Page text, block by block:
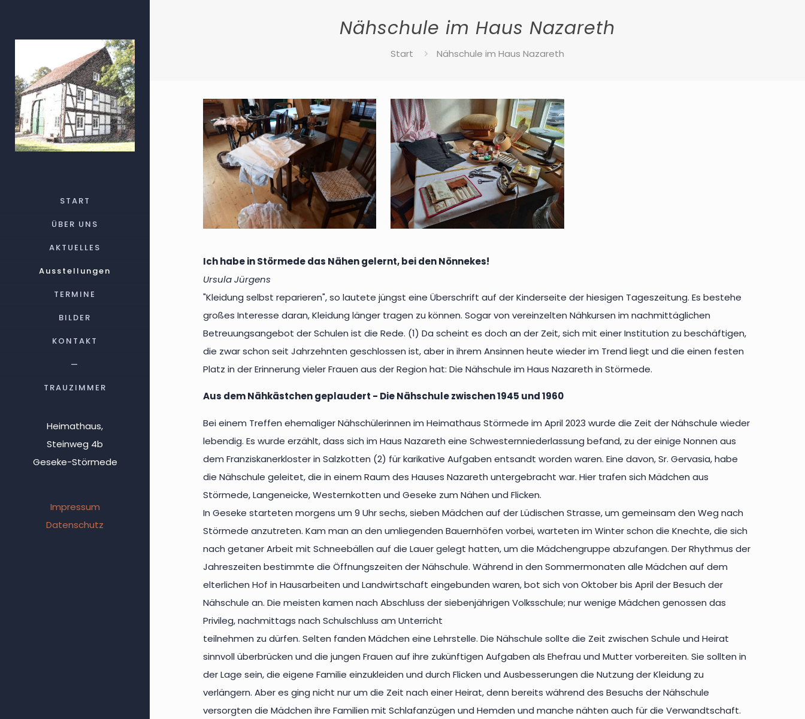
START
ÜBER UNS
AKTUELLES
Ausstellungen
TERMINE
BILDER
KONTAKT
—
TRAUZIMMER
Heimathaus,
Steinweg 4b
Geseke-Störmede
Impressum
Datenschutz
Nähschule im Haus Nazareth
Start Nähschule im Haus Nazareth
Ich habe in Störmede das Nähen gelernt, bei den Nönnekes!
Ursula Jürgens
"Kleidung selbst reparieren", so lautete jüngst eine Überschrift auf der Kinderseite der hiesigen Tageszeitung. Es bestehe
großes Interesse daran, Kleidung länger tragen zu können. Sogar von vereinzelten Nähkursen im nachmittäglichen
Betreuungsangebot der Schulen ist die Rede. (1) Da scheint es doch an der Zeit, sich mit einer Institution zu beschäftigen,
die zwar schon seit Jahrzehnten geschlossen ist, aber in ihrem Ansinnen heute wieder im Trend liegt und die einen festen
Platz in der Erinnerung vieler Frauen aus der Region hat: Die Nähschule im Haus Nazareth in Störmede.
Aus dem Nähkästchen geplaudert - Die Nähschule zwischen 1945 und 1960
Bei einem Treffen ehemaliger Nähschülerinnen im Heimathaus Störmede im April 2023 wurde die Zeit der Nähschule wieder
lebendig. Es wurde erzählt, dass sich im Haus Nazareth eine Schwesternniederlassung befand, zu der einige Nonnen aus
dem Franziskanerkloster in Salzkotten (2) für karikative Aufgaben entsandt worden waren. Eine davon, Sr. Gervasia, habe
die Nähschule geleitet, die in einem Raum des Hauses Nazareth untergebracht war. Hier trafen sich Mädchen aus
Störmede, Langeneicke, Westernkotten und Geseke zum Nähen und Flicken.
In Geseke starteten morgens um 9 Uhr sechs, sieben Mädchen auf der Lüdischen Strasse, um gemeinsam den Weg nach
Störmede anzutreten. Kam man an den umliegenden Bauernhöfen vorbei, warteten im Winter schon die Knechte, die sich
nach getaner Arbeit mit Schneebällen auf die Lauer gelegt hatten, um die Mädchengruppe abzufangen. Der Rhythmus der
Jahreszeiten bestimmte die Öffnungszeiten der Nähschule. Während in den Sommermonaten alle Mädchen auf dem
elterlichen Hof in Hausarbeiten und Landwirtschaft eingebunden waren, bot sich von Oktober bis April der Besuch der
Nähschule an. Die meisten kamen nach Abschluss der siebenjährigen Volksschule; nur wenige Mädchen genossen das
Privileg, nachmittags nach Schulschluss am Unterricht
teilnehmen zu dürfen. Selten fanden Mädchen eine Lehrstelle. Die Nähschule sollte die Zeit zwischen Schule und Heirat
sinnvoll überbrücken und die jungen Frauen auf ihre zukünftigen Aufgaben als Ehefrau und Mutter vorbereiten. Sie sollten in
der Lage sein, die eigene Familie einzukleiden und durch Flicken und Ausbesserungen die Nutzung der Kleidung zu
verlängern. Aber es ging nicht nur um die Zeit nach einer Heirat, denn bereits während des Besuchs der Nähschule
versorgten die Mädchen ihre Familien mit Schlafanzügen und Hemden und manche nähten auch für die Verwandtschaft.